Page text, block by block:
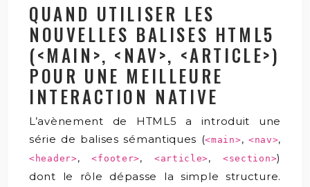
QUAND UTILISER LES
NOUVELLES BALISES HTML5
(<MAIN>, <NAV>, <ARTICLE>)
POUR UNE MEILLEURE
INTERACTION NATIVE
L’avènement de HTML5 a introduit une
série de balises sémantiques (<main>, <nav>,
<header>,<footer>, <article>, <section>)
dont le rôle dépasse la simple structure.